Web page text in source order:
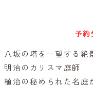
予約
八坂の塔を一望する絶
明治のカリスマ庭師
植治の秘められた名庭